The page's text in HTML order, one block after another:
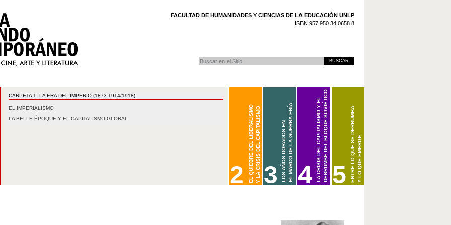
FACULTAD DE HUMANIDADES Y CIENCIAS DE LA EDUCACIÓN UNLP
ISBN 957 950 34 0658 8
buscar
CONTENIDOS
CARPETA 1. LA ERA DEL IMPERIO (1873-1914/1918)
EL IMPERIALISMO
LA BELLE ÉPOQUE Y EL CAPITALISMO GLOBAL
2 EL QUIEBRE DEL LIBERALISMOY LA CRISIS DEL CAPITALISMO(1914/1918-1945)
LA GRAN DEPRESIÓN Y LA CRISIS DEL LIBERALISMO
3LOS AÑOS DORADOS ENEL MARCO DE LA GUERRA FRÍA4LA CRISIS DEL CAPITALISMO Y ELDERRUMBE DEL BLOQUE SOVIÉTICO(1973/1979-2001)
EL DERRUMBE DEL BLOQUE SOVIÉTICO
5ENTRE LO QUE SE DERRUMBAY LO QUE EMERGE